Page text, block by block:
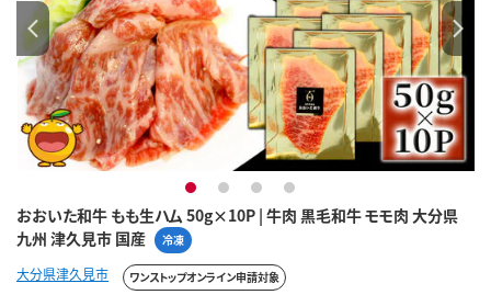
おおいた和牛 もも生ハム 50g×10P | 牛肉 黒毛和牛 モモ肉 大分県
九州 津久見市 国産
冷凍
1 2 3 4
大分県津久見市 ワンストップオンライン申請対象